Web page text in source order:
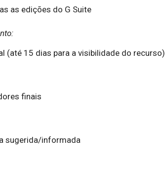
as edições do G Suite
(até 15 dias para a visibilidade do recurso)
finais
sugerida/informada